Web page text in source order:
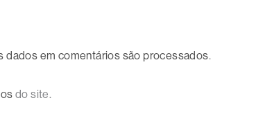
dados em comentários são processados.
do site.